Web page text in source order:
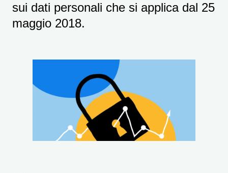
sui dati personali che si applica dal 25
maggio 2018.